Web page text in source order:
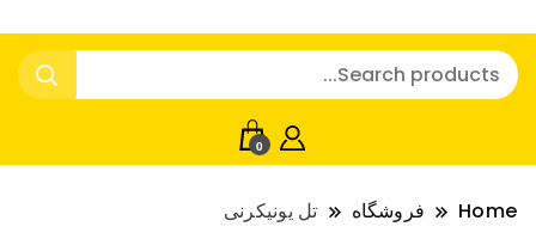
0
Home فروشگاه تل یونیکرنی